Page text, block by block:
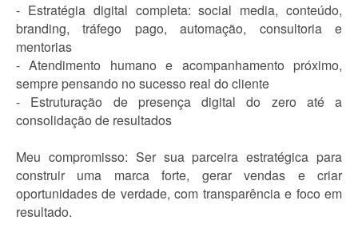
- Estratégia digital completa: social media, conteúdo,
branding, tráfego pago, automação, consultoria e
mentorias
- Atendimento humano e acompanhamento próximo,
sempre pensando no sucesso real do cliente
- Estruturação de presença digital do zero até a
consolidação de resultados
Meu compromisso: Ser sua parceira estratégica para
construir uma marca forte, gerar vendas e criar
oportunidades de verdade, com transparência e foco em
resultado.